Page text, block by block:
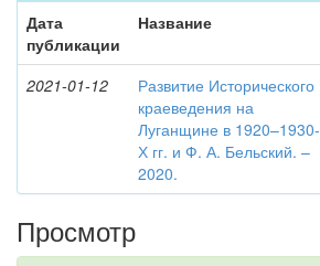
Дата
публикации
Название
2021-01-12
Развитие Исторического
краеведения на
Луганщине в 1920–1930-
Х гг. и Ф. А. Бельский. –
2020.
Просмотр